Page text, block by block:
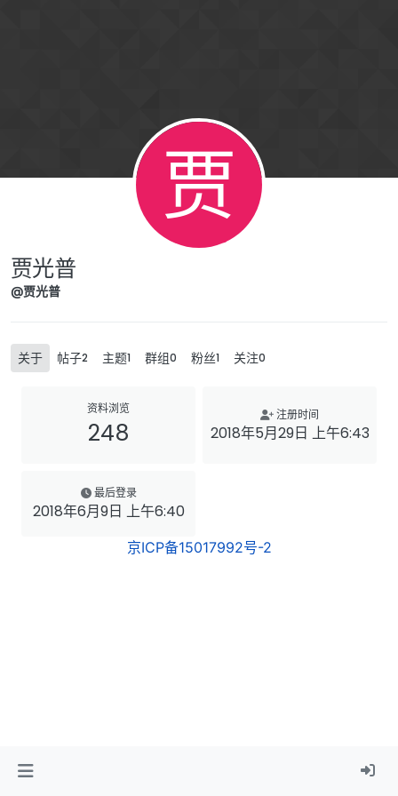
贾
贾光普
@贾光普
关于 帖子2 主题1 群组0 粉丝1 关注0
资料浏览
248
注册时间
2018年5月29日 上午6:43
最后登录
2018年6月9日 上午6:40
京ICP备15017992号-2